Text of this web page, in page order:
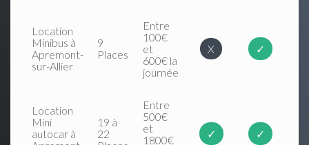
Location
Minibus à
Apremont-
sur-Allier
9
Places
Entre
100€
et
600€ la
journée
X ✓
Location
Mini
autocar à
19 à
22
Entre
500€
et
1800€
✓ ✓